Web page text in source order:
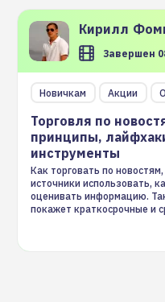
Кирилл
Завершен
Новичкам Акции
Торговля по
принципы,
инструменты
Как торговать по
источники использовать,
оценивать информацию.
покажет краткосрочные и